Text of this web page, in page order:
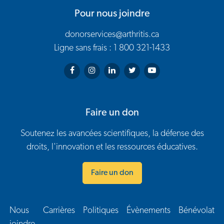
Pour nous joindre
donorservices@arthritis.ca
Ligne sans frais : 1 800 321-1433
Arthritis Society on Facebook
Arthritis Society on Instagram
Arthritis Society on LinkedIn
Arthritis Society on Twitter
Arthritis Society on
Faire un don
Soutenez les avancées scientifiques, la défense des
droits, l'innovation et les ressources éducatives.
Faire un don
Nous
Carrières Politiques Évènements Bénévolat